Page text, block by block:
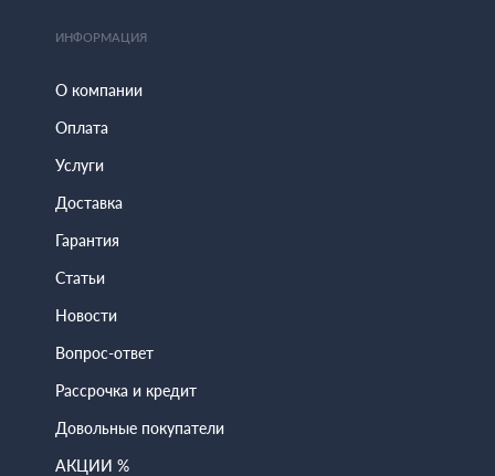
ИНФОРМАЦИЯ
О компании
Оплата
Услуги
Доставка
Гарантия
Статьи
Новости
Вопрос-ответ
Рассрочка и кредит
Довольные покупатели
АКЦИИ %